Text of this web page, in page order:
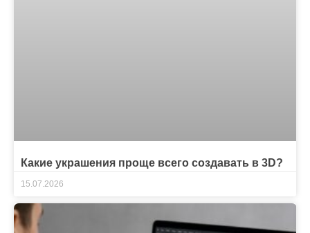
Какие украшения проще всего создавать в 3D?
15.07.2026